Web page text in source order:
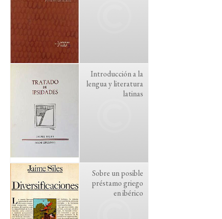
Introducción a la
lengua y literatura
latinas
Sobre un posible
préstamo griego
en ibérico